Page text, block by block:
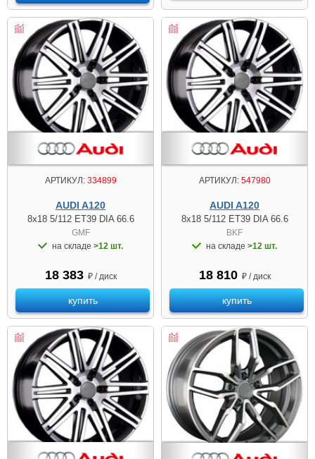
АРТИКУЛ:334899
AUDI A120
8x18 5/112 ET39 DIA 66.6
GMF
на складе >12 шт.
18 383 ₽ / диск
купить
АРТИКУЛ:547980
AUDI A120
8x18 5/112 ET39 DIA 66.6
BKF
на складе >12 шт.
18 810 ₽ / диск
купить